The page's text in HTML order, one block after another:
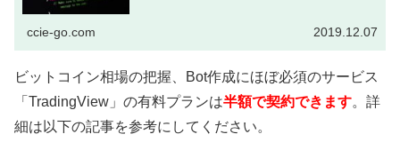
ccie-go.com 2019.12.07
ビットコイン相場の把握、Bot作成にほぼ必須のサービス
「TradingView」の有料プランは半額で契約できます。詳
細は以下の記事を参考にしてください。